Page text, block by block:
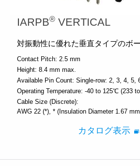
IARPB® VERTICAL
対振動性に優れた垂直タイプのボ
Contact Pitch: 2.5 mm
Height: 8.4 mm max.
Available Pin Count: Single-row: 2, 3, 4, 5,
Operating Temperature: -40 to 125℃ (233
Cable Size (Discrete):
AWG 22 (*) * (Insulation Diameter 1.67
カタログ表示